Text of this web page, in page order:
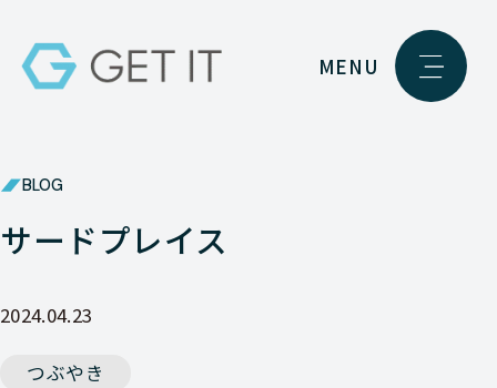
MENU
BLOG
サードプレイス
2024.04.23
つぶやき